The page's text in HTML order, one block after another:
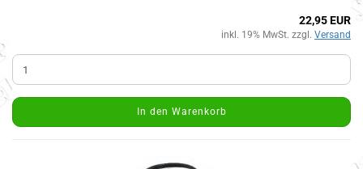
22,95 EUR
inkl. 19% MwSt. zzgl. Versand
In den Warenkorb